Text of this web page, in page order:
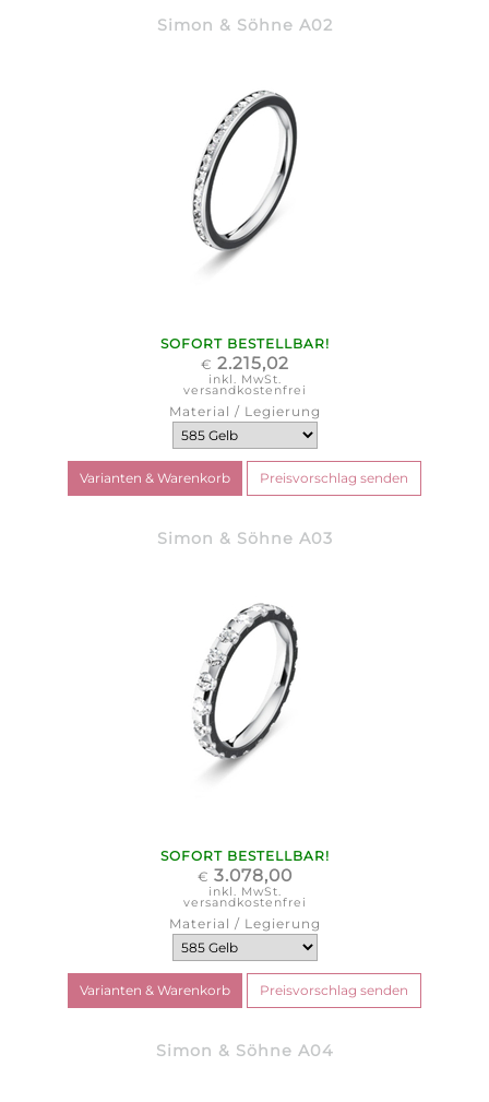
Simon & Söhne A02
SOFORT BESTELLBAR!
€ 2.215,02
inkl. MwSt.
versandkostenfrei
Material / Legierung
Simon & Söhne A03
SOFORT BESTELLBAR!
€ 3.078,00
inkl. MwSt.
versandkostenfrei
Material / Legierung
Simon & Söhne A04